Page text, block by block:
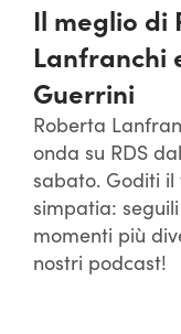
Il meglio di
Lanfranchi
Guerrini
Roberta
onda su RDS
sabato. Goditi
simpatia:
momenti più
nostri podcast!